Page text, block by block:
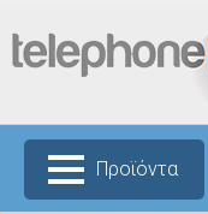
Προϊόντα